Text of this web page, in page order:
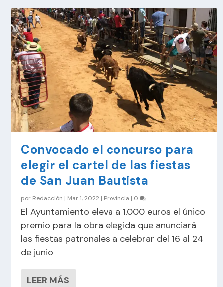
Convocado el concurso para
elegir el cartel de las fiestas
de San Juan Bautista
por Redacción | Mar 1, 2022 | Provincia | 0
El Ayuntamiento eleva a 1.000 euros el único
premio para la obra elegida que anunciará
las fiestas patronales a celebrar del 16 al 24
de junio
LEER MÁS